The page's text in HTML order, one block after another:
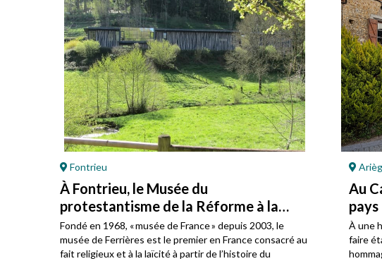
Fontrieu
À Fontrieu, le Musée du
protestantisme de la Réforme à la
laïcité
Fondé en 1968, « musée de France » depuis 2003, le
musée de Ferrières est le premier en France consacré au
fait religieux et à la laïcité à partir de l’histoire du
Au
pays
À une
faire